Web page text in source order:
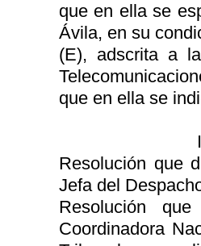
que en ella se
Ávila, en su
(E), adscrita a
que en ella se
Resolución que
Jefa del
Resolución
Coordinadora